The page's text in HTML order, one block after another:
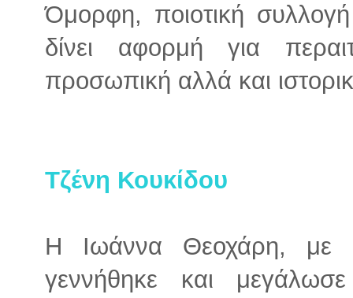
Όμορφη, ποιοτική
δίνει αφορμή για
προσωπική αλλά και
Τζένη Κουκίδου
Η Ιωάννα Θεοχάρη, με
γεννήθηκε και